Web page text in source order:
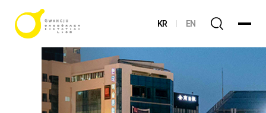
KR EN